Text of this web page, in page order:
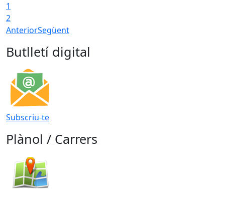
1
2
AnteriorSegüent
Butlletí digital
Subscriu-te
Plànol / Carrers